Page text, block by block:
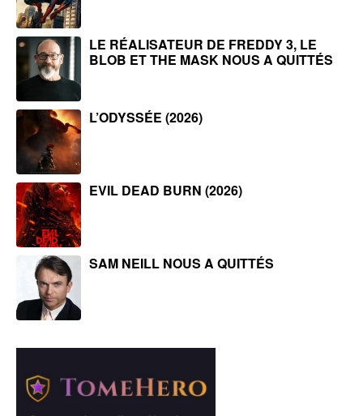
LE RÉALISATEUR DE FREDDY 3, LE
BLOB ET THE MASK NOUS A QUITTÉS
L’ODYSSÉE (2026)
EVIL DEAD BURN (2026)
SAM NEILL NOUS A QUITTÉS